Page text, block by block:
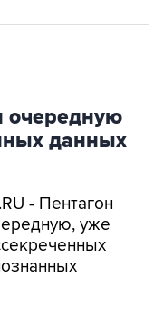
данных
- Пентагон
пятую часть